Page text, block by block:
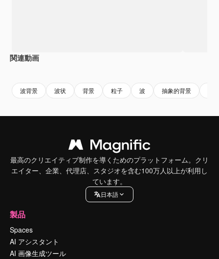
関連動画
波背景 波状 背景 粒子 波 抽象的背景
最高のクリエイティブ制作を導くためのプラットフォーム。クリ
エイター、企業、代理店、スタジオを含む100万人以上が利用し
ています。
日本語
製品
Spaces
AI アシスタント
AI 画像生成ツール